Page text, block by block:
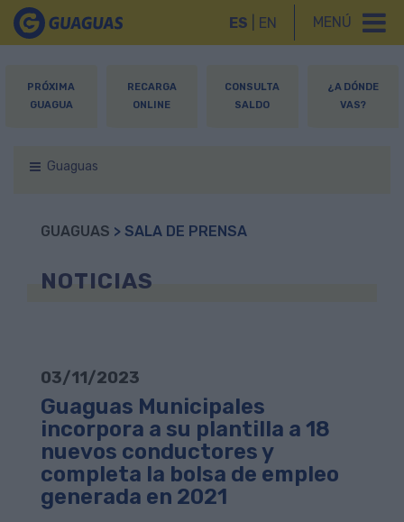
MENÚ
ES EN
PRÓXIMA
GUAGUA
RECARGA
ONLINE
CONSULTA
SALDO
¿A DÓNDE
VAS?
Guaguas
GUAGUAS > SALA DE PRENSA
NOTICIAS
03/11/2023
Guaguas Municipales
incorpora a su plantilla a 18
nuevos conductores y
completa la bolsa de empleo
generada en 2021